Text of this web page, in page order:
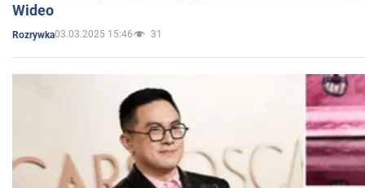
Wideo
Rozrywka03.03.2025 15:46 31